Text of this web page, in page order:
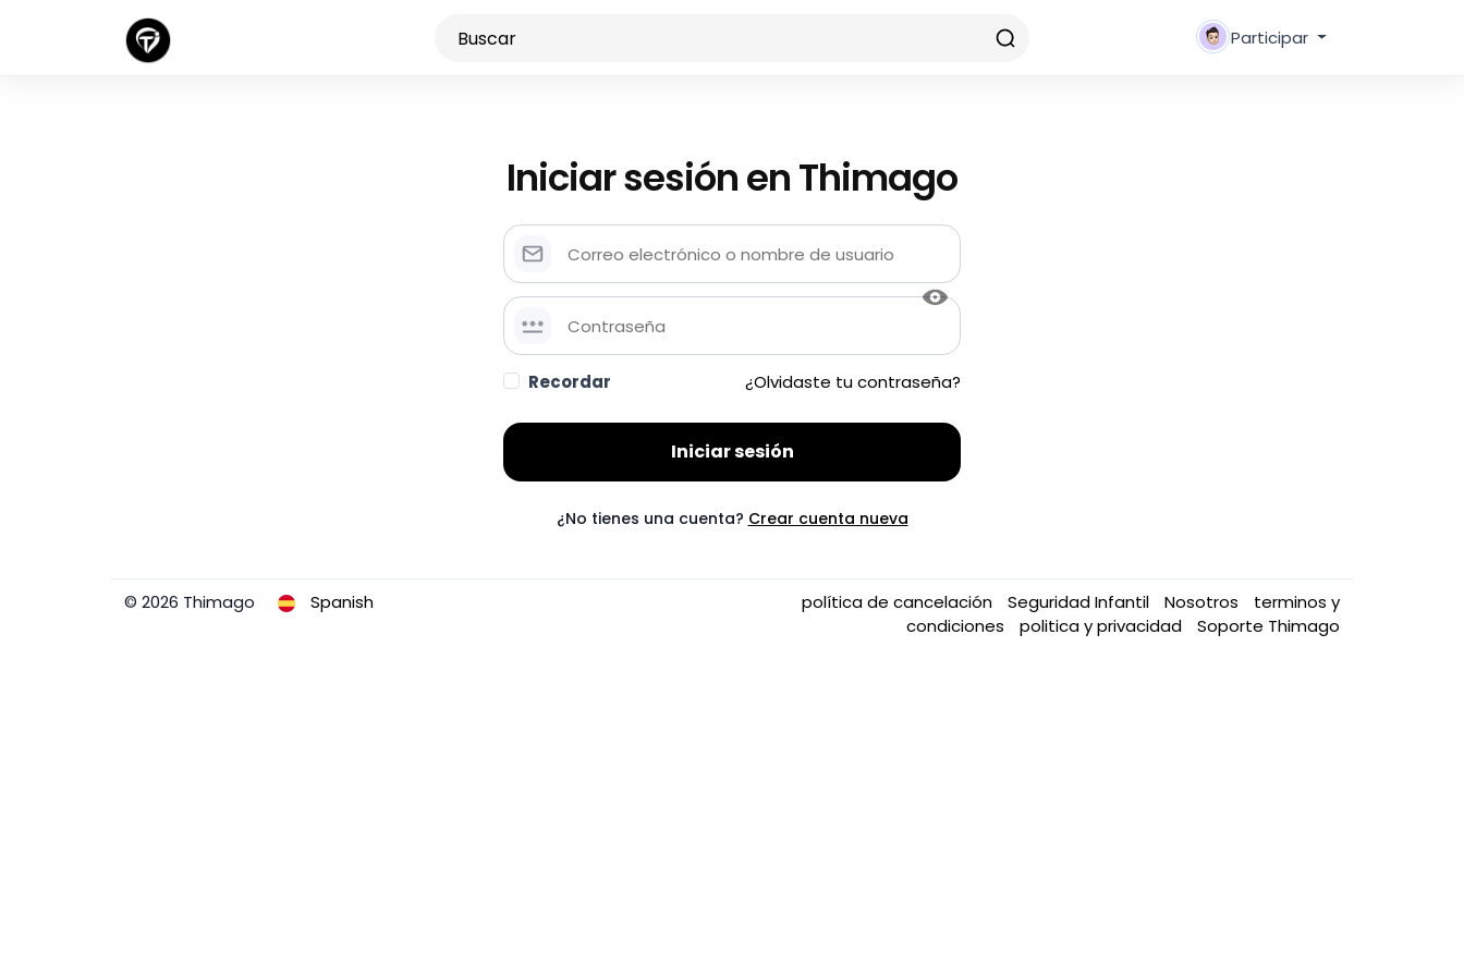
Participar
Iniciar sesión en Thimago
Recordar ¿Olvidaste tu contraseña?
Iniciar sesión
¿No tienes una cuenta? Crear cuenta nueva
© 2026 Thimago Spanish política de cancelación Seguridad Infantil Nosotros
terminos y
condiciones
politica y privacidad Soporte Thimago